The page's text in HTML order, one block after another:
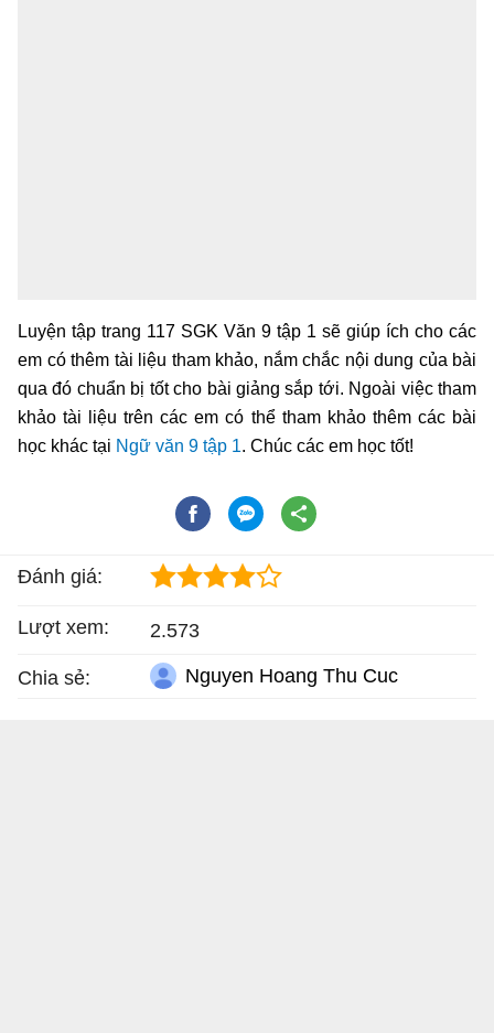
Luyện tập trang 117 SGK Văn 9 tập 1 sẽ giúp ích cho các
em có thêm tài liệu tham khảo, nắm chắc nội dung của bài
qua đó chuẩn bị tốt cho bài giảng sắp tới. Ngoài việc tham
khảo tài liệu trên các em có thể tham khảo thêm các bài
học khác tại Ngữ văn 9 tập 1. Chúc các em học tốt!
Đánh giá:
Lượt xem: 2.573
Chia sẻ: Nguyen Hoang Thu Cuc